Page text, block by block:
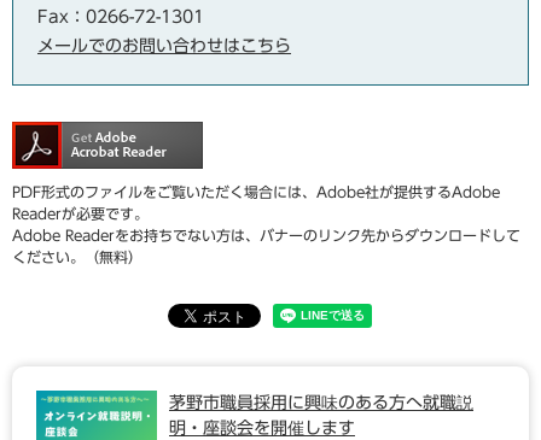
Fax：0266-72-1301
メールでのお問い合わせはこちら
PDF形式のファイルをご覧いただく場合には、Adobe社が提供するAdobe
Readerが必要です。
Adobe Readerをお持ちでない方は、バナーのリンク先からダウンロードして
ください。（無料）
茅野市職員採用に興味のある方へ就職説
明・座談会を開催します